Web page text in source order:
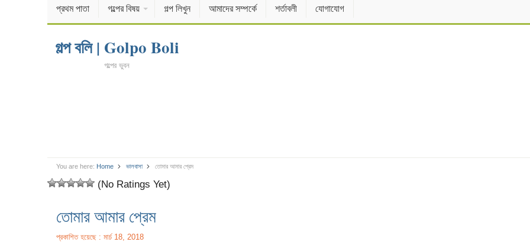
প্রথম পাতা গল্পের বিষয় গল্প লিখুন আমাদের সম্পর্কে শর্তাবলী যোগাযোগ
গল্প বলি | Golpo Boli
গল্পের ভুবন
You are here: Home ভালবাসা তোমার আমার প্রেম
(No Ratings Yet)
তোমার আমার প্রেম
প্রকাশিত হয়েছে : মার্চ 18, 2018